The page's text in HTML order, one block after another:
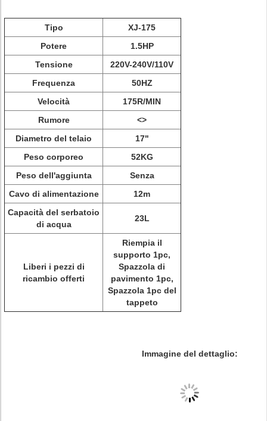
Tipo
XJ-175
Potere
1.5HP
Tensione
220V-240V/110V
Frequenza
50HZ
Velocità
175R/MIN
Rumore
<>
Diametro del telaio
17"
Peso corporeo
52KG
Peso dell'aggiunta
Senza
Cavo di alimentazione
12m
Capacità del serbatoio
di acqua
23L
Liberi i pezzi di
ricambio offerti
Riempia il
supporto 1pc,
Spazzola di
pavimento 1pc,
Spazzola 1pc del
tappeto
Immagine del dettaglio: